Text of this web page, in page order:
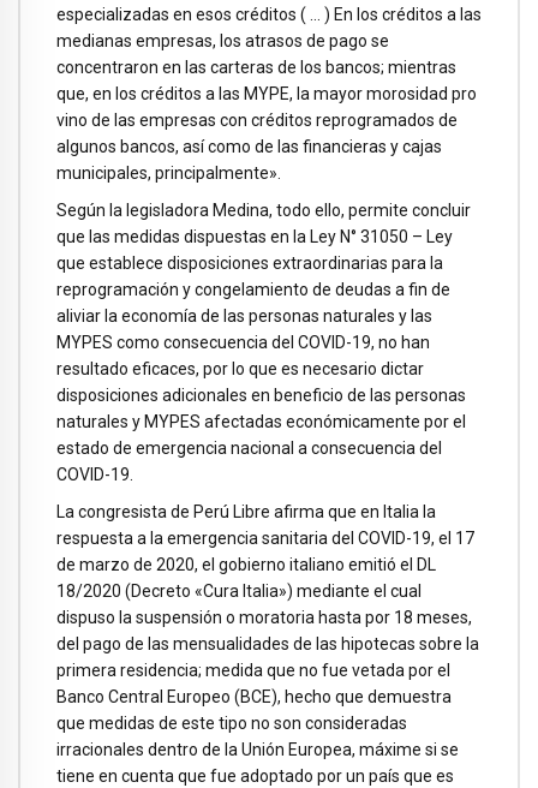
especializadas en esos créditos ( … ) En los créditos a las
medianas empresas, los atrasos de pago se
concentraron en las carteras de los bancos; mientras
que, en los créditos a las MYPE, la mayor morosidad pro
vino de las empresas con créditos reprogramados de
algunos bancos, así como de las financieras y cajas
municipales, principalmente».
Según la legisladora Medina, todo ello, permite concluir
que las medidas dispuestas en la Ley N° 31050 – Ley
que establece disposiciones extraordinarias para la
reprogramación y congelamiento de deudas a fin de
aliviar la economía de las personas naturales y las
MYPES como consecuencia del COVID-19, no han
resultado eficaces, por lo que es necesario dictar
disposiciones adicionales en beneficio de las personas
naturales y MYPES afectadas económicamente por el
estado de emergencia nacional a consecuencia del
COVID-19.
La congresista de Perú Libre afirma que en Italia la
respuesta a la emergencia sanitaria del COVID-19, el 17
de marzo de 2020, el gobierno italiano emitió el DL
18/2020 (Decreto «Cura Italia») mediante el cual
dispuso la suspensión o moratoria hasta por 18 meses,
del pago de las mensualidades de las hipotecas sobre la
primera residencia; medida que no fue vetada por el
Banco Central Europeo (BCE), hecho que demuestra
que medidas de este tipo no son consideradas
irracionales dentro de la Unión Europea, máxime si se
tiene en cuenta que fue adoptado por un país que es